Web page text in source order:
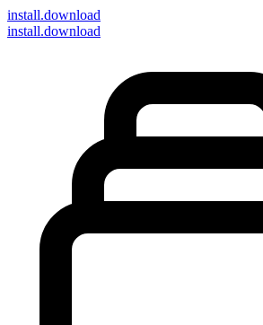
install.download
install.download